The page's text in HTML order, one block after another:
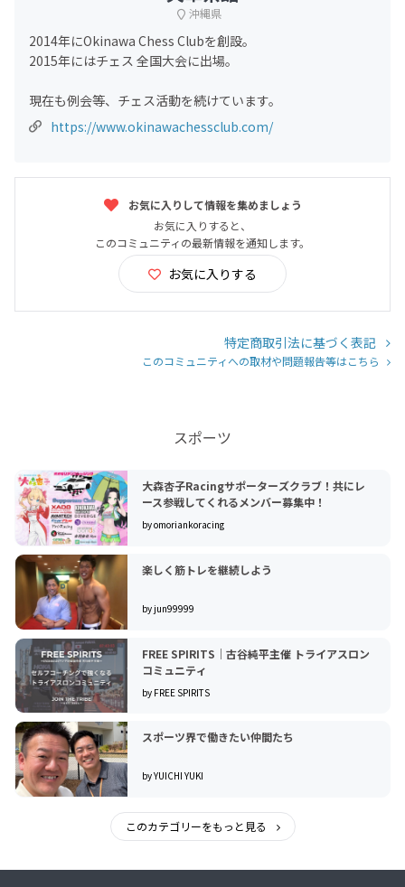
沖縄県
2014年にOkinawa Chess Clubを創設。
2015年にはチェス 全国大会に出場。
現在も例会等、チェス活動を続けています。
https://www.okinawachessclub.com/
お気に入りして情報を集めましょう
お気に入りすると、
このコミュニティの最新情報を通知します。
お気に入りする
特定商取引法に基づく表記
このコミュニティへの取材や問題報告等はこちら
スポーツ
大森杏子Racingサポーターズクラブ！共にレ
ース参戦してくれるメンバー募集中！
by omoriankoracing
楽しく筋トレを継続しよう
by jun99999
FREE SPIRITS｜古谷純平主催 トライアスロン
コミュニティ
by FREE SPIRITS
スポーツ界で働きたい仲間たち
by YUICHI YUKI
このカテゴリーをもっと見る